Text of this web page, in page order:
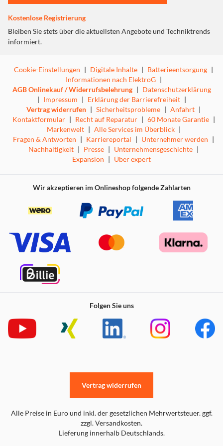
Kostenlose Registrierung
Bleiben Sie stets über die aktuellsten Angebote und Techniktrends
informiert.
Cookie-Einstellungen | Digitale Inhalte | Batterieentsorgung |
Informationen nach ElektroG |
AGB Onlinekauf / Widerrufsbelehrung | Datenschutzerklärung
| Impressum | Erklärung der Barrierefreiheit |
Vertrag widerrufen | Sicherheitsprobleme | Anfahrt |
Kontaktformular | Recht auf Reparatur | 60 Monate Garantie |
Markenwelt | Alle Services im Überblick |
Fragen & Antworten | Karriereportal | Unternehmer werden |
Nachhaltigkeit | Presse | Unternehmensgeschichte |
Expansion | Über expert
Wir akzeptieren im Onlineshop folgende Zahlarten
Folgen Sie uns
Alle Preise in Euro und inkl. der gesetzlichen Mehrwertsteuer. ggf.
zzgl. Versandkosten.
Lieferung innerhalb Deutschlands.
Vertrag widerrufen